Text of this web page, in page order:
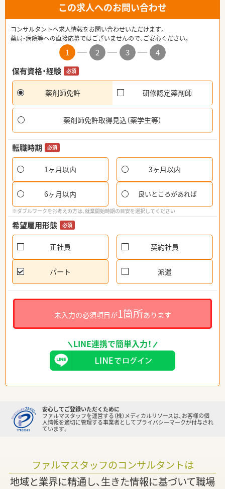
この求人へのお問い合わせ
コンサルタントへ求人情報をお問い合わせいただけます。
薬局・病院等への直接応募ではございませんので、ご安心ください。
1 2 3
4
保有資格・経験
必須
薬剤師免許 研修認定薬剤師
薬剤師免許取得見込（薬学生等）
転職時期 必須
1ヶ月以内 3ヶ月以内
6ヶ月以内 良いところがあれば
※ダブルワークをお考えの方は、就業開始時期の目安を選択してください
希望雇用形態 必須
正社員 契約社員
パート 派遣
未入力の必須項目が1箇所あります
LINE連携で簡単入力！
安心してご登録いただくために
ファルマスタッフを運営する（株）メディカルリソースは、お客様の個
人情報を適切に管理する事業者としてプライバシーマークが付与され
ています。
ファルマスタッフのコンサルタントは
地域と業界に精通し、生きた情報に基づいて職場